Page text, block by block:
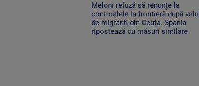
Meloni refuză să renunțe la
controalele la frontieră după valul
de migranți din Ceuta. Spania
ripostează cu măsuri similare